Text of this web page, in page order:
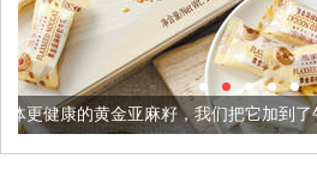
，我们把它加到了牛轧糖里